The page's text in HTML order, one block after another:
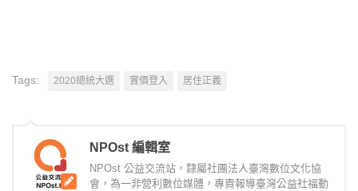
Tags: 2020總統大選 實價登入 居住正義
NPOst 編輯室
NPOst 公益交流站，隸屬社團法人臺灣數位文化協
會，為一非營利數位媒體，專責報導臺灣公益社福動